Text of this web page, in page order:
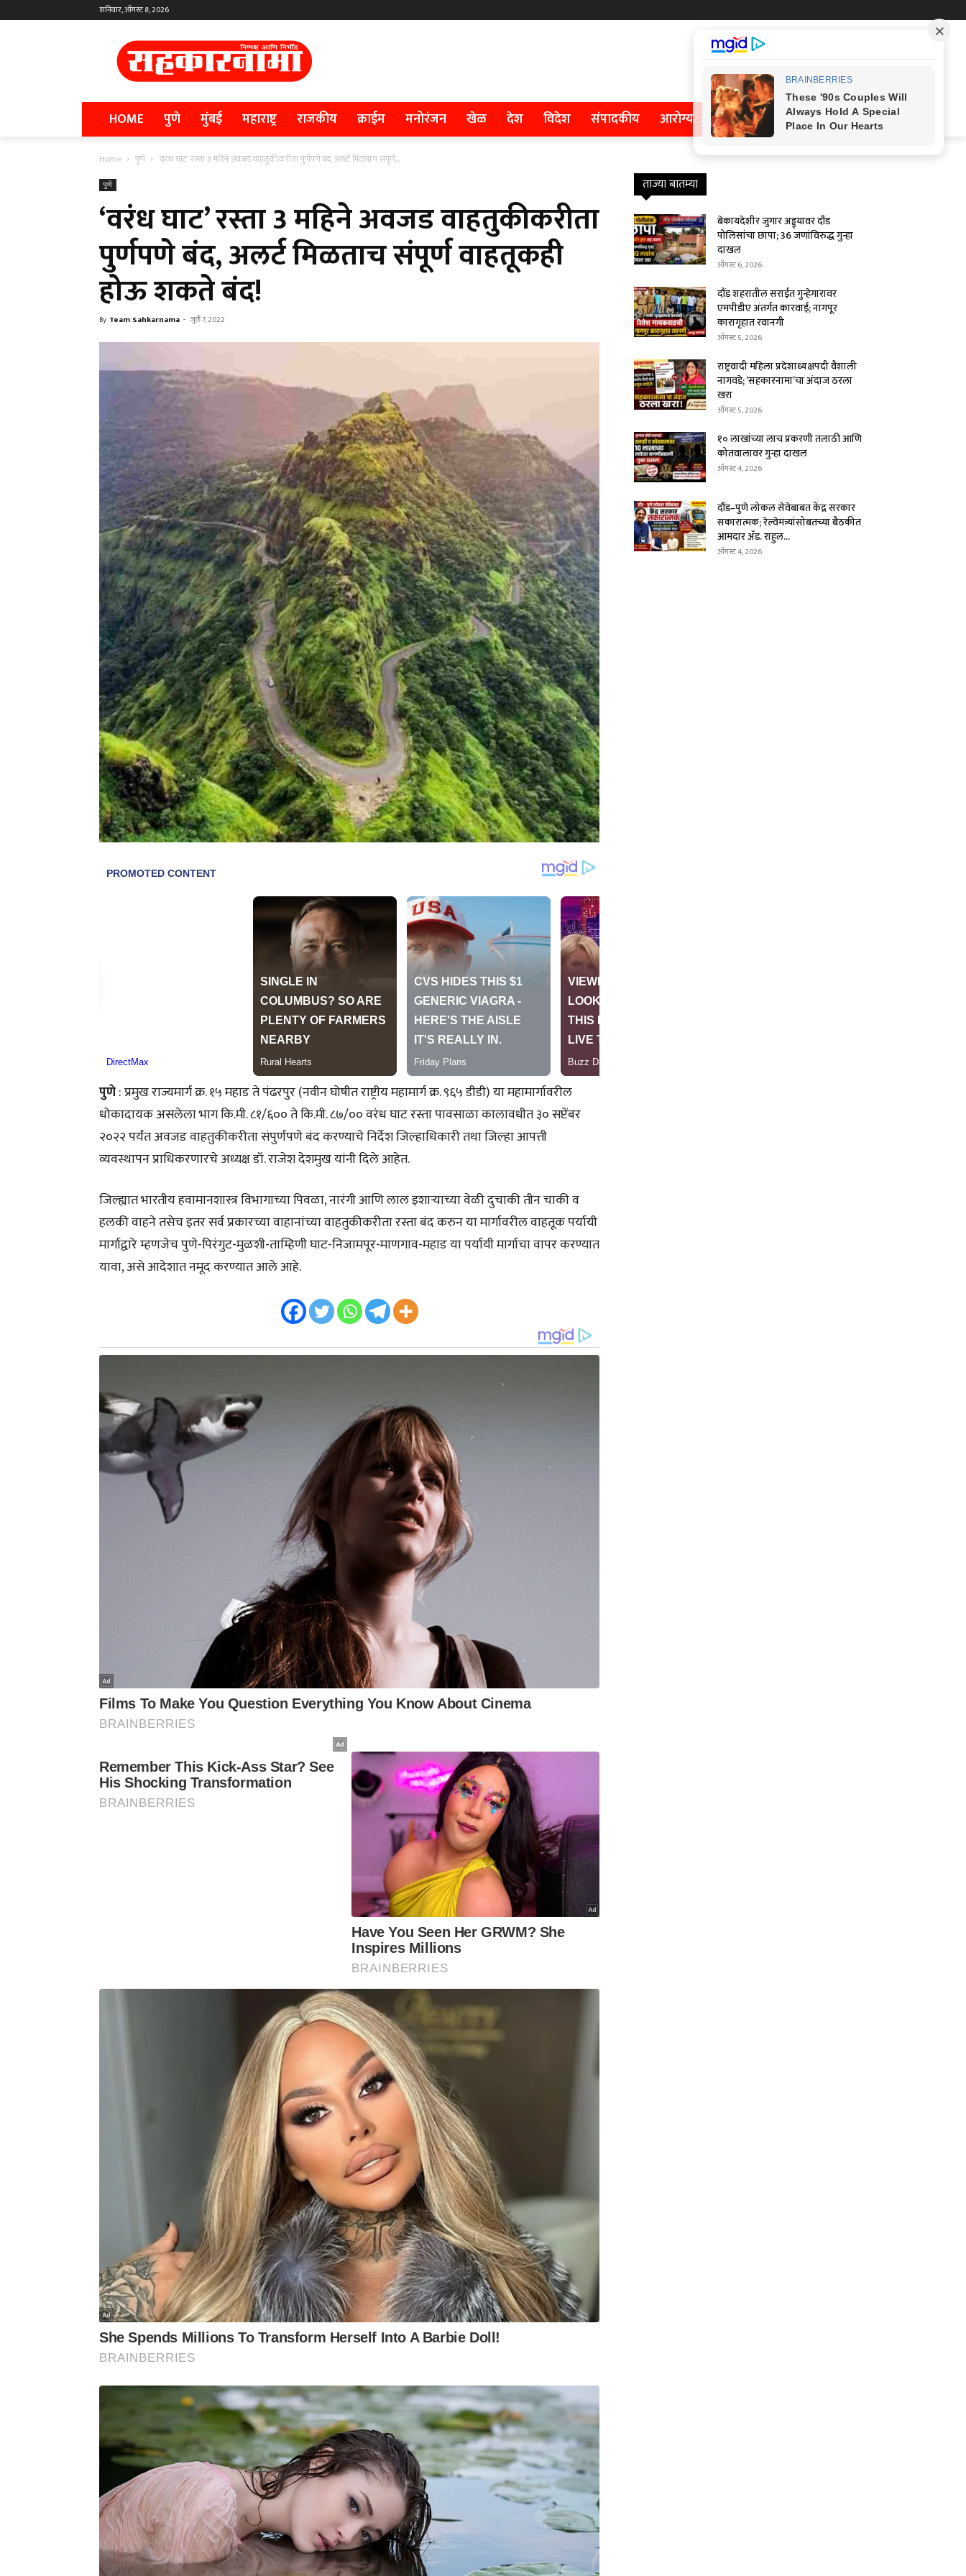
शनिवार, ऑगस्ट 8, 2026
HOME पुणे मुंबई महाराष्ट्र राजकीय क्राईम मनोरंजन खेळ देश विदेश संपादकीय आरोग्य
Home पुणे ‘वरंध घाट’ रस्ता 3 महिने अवजड वाहतुकीकरीता पुर्णपणे बंद, अलर्ट मिळताच संपूर्ण...
पुणे
‘वरंध घाट’ रस्ता 3 महिने अवजड वाहतुकीकरीता
पुर्णपणे बंद, अलर्ट मिळताच संपूर्ण वाहतूकही
होऊ शकते बंद!
By Team Sahkarnama - जुलै 7, 2022
पुणे: प्रमुख राज्यमार्ग क्र. १५ महाड ते पंढरपुर (नवीन घोषीत राष्ट्रीय महामार्ग क्र. ९६५ डीडी) या महामार्गावरील
धोकादायक असलेला भाग कि.मी. ८१/६०० ते कि.मी. ८७/०० वरंध घाट रस्ता पावसाळा कालावधीत ३० सप्टेंबर
२०२२ पर्यंत अवजड वाहतुकीकरीता संपुर्णपणे बंद करण्याचे निर्देश जिल्हाधिकारी तथा जिल्हा आपत्ती
व्यवस्थापन प्राधिकरणारचे अध्यक्ष डॉ. राजेश देशमुख यांनी दिले आहेत.
जिल्ह्यात भारतीय हवामानशास्त्र विभागाच्या पिवळा, नारंगी आणि लाल इशाऱ्याच्या वेळी दुचाकी तीन चाकी व
हलकी वाहने तसेच इतर सर्व प्रकारच्या वाहानांच्या वाहतुकीकरीता रस्ता बंद करुन या मार्गावरील वाहतूक पर्यायी
मार्गाद्वारे म्हणजेच पुणे-पिरंगुट-मुळशी-ताम्हिणी घाट-निजामपूर-माणगाव-महाड या पर्यायी मार्गाचा वापर करण्यात
यावा, असे आदेशात नमूद करण्यात आले आहे.
ताज्या बातम्या
बेकायदेशीर जुगार अड्ड्यावर दौंड
पोलिसांचा छापा; 36 जणांविरुद्ध गुन्हा
दाखल
ऑगस्ट 6, 2026
दौंड शहरातील सराईत गुन्हेगारावर
एमपीडीए अंतर्गत कारवाई; नागपूर
कारागृहात रवानगी
ऑगस्ट 5, 2026
राष्ट्रवादी महिला प्रदेशाध्यक्षपदी वैशाली
नागवडे; ‘सहकारनामा’चा अंदाज ठरला
खरा
ऑगस्ट 5, 2026
१० लाखांच्या लाच प्रकरणी तलाठी आणि
कोतवालावर गुन्हा दाखल
ऑगस्ट 4, 2026
दौंड–पुणे लोकल सेवेबाबत केंद्र सरकार
सकारात्मक; रेल्वेमंत्र्यांसोबतच्या बैठकीत
आमदार ॲड. राहुल...
ऑगस्ट 4, 2026